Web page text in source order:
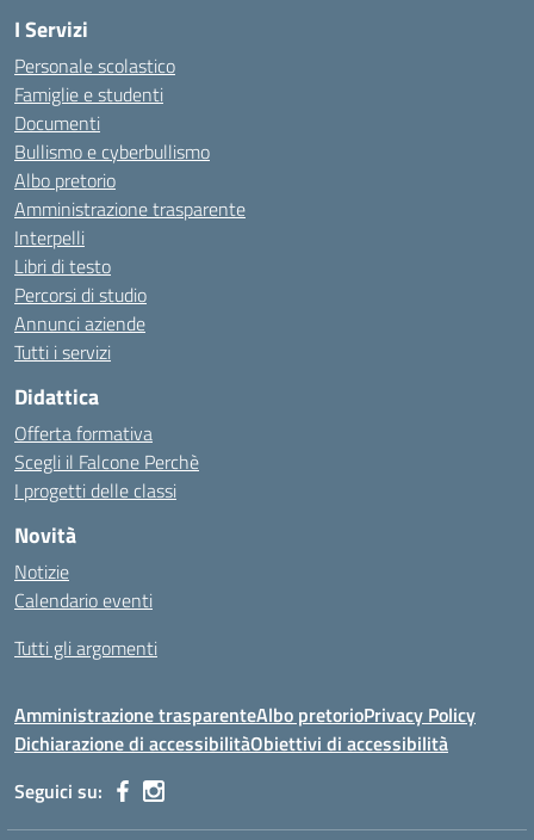
I Servizi
Personale scolastico
Famiglie e studenti
Documenti
Bullismo e cyberbullismo
Albo pretorio
Amministrazione trasparente
Interpelli
Libri di testo
Percorsi di studio
Annunci aziende
Tutti i servizi
Didattica
Offerta formativa
Scegli il Falcone Perchè
I progetti delle classi
Novità
Notizie
Calendario eventi
Tutti gli argomenti
Amministrazione trasparenteAlbo pretorioPrivacy Policy
Dichiarazione di accessibilitàObiettivi di accessibilità
Seguici su: